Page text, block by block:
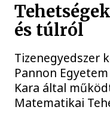
és túlról
Tizenegyedszer
Pannon
Kara által
Matematikai